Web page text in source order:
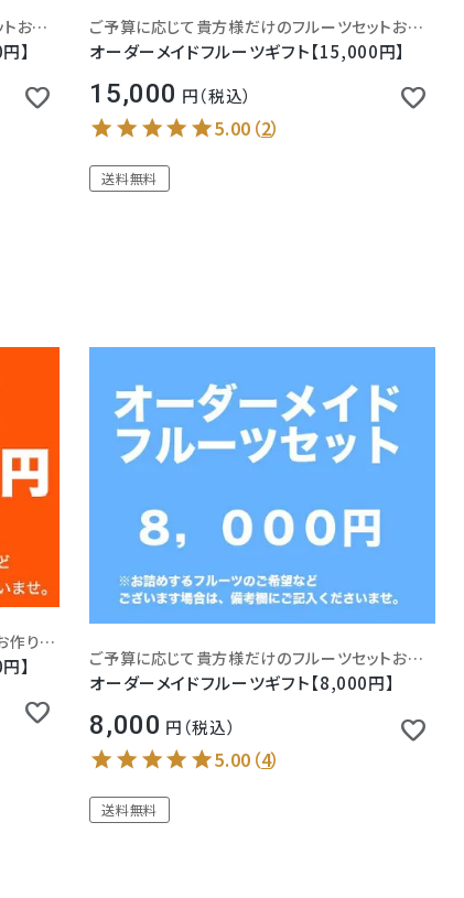
ご予算に応じて貴方様だけのフルーツセットお作りします！ 送料込(一部地域除く)
】
ご予算に応じて貴方様だけのフルーツセットお作りします！
オーダーメイドフルーツギフト【15,000円】
15,000 税込
5.00 （2）
送料無料
10,000円で貴方様だけのフルーツセットお作りします！
】 ご予算に応じて貴方様だけのフルーツセットお作りします！
オーダーメイドフルーツギフト【8,000円】
8,000 税込
5.00 （4）
送料無料